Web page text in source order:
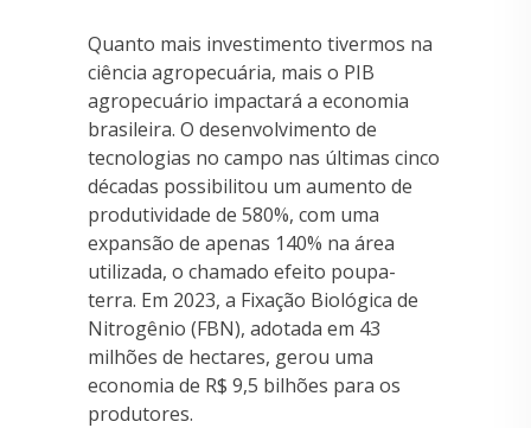
Quanto mais investimento tivermos na
ciência agropecuária, mais o PIB
agropecuário impactará a economia
brasileira. O desenvolvimento de
tecnologias no campo nas últimas cinco
décadas possibilitou um aumento de
produtividade de 580%, com uma
expansão de apenas 140% na área
utilizada, o chamado efeito poupa-
terra. Em 2023, a Fixação Biológica de
Nitrogênio (FBN), adotada em 43
milhões de hectares, gerou uma
economia de R$ 9,5 bilhões para os
produtores.